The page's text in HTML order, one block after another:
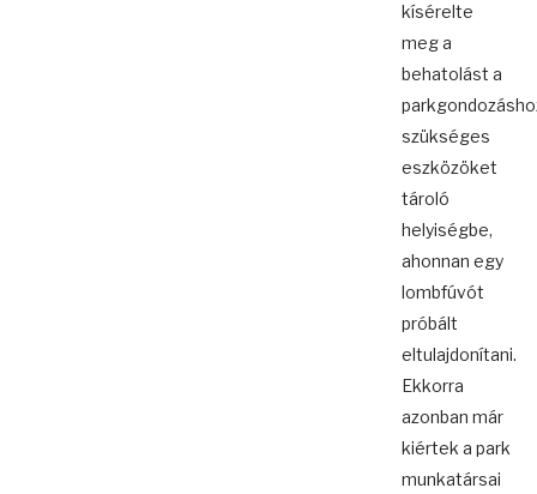
kísérelte
meg a
behatolást a
szükséges
eszközöket
tároló
helyiségbe,
ahonnan egy
lombfúvót
próbált
eltulajdonítani.
Ekkorra
azonban már
kiértek a park
munkatársai